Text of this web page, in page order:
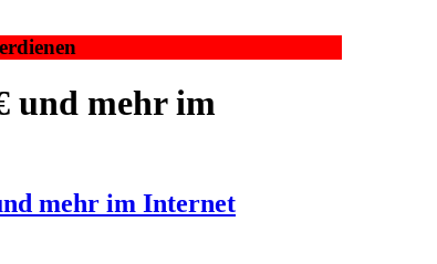
und mehr im
mehr im Internet